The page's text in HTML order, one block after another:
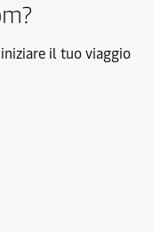
il tuo viaggio